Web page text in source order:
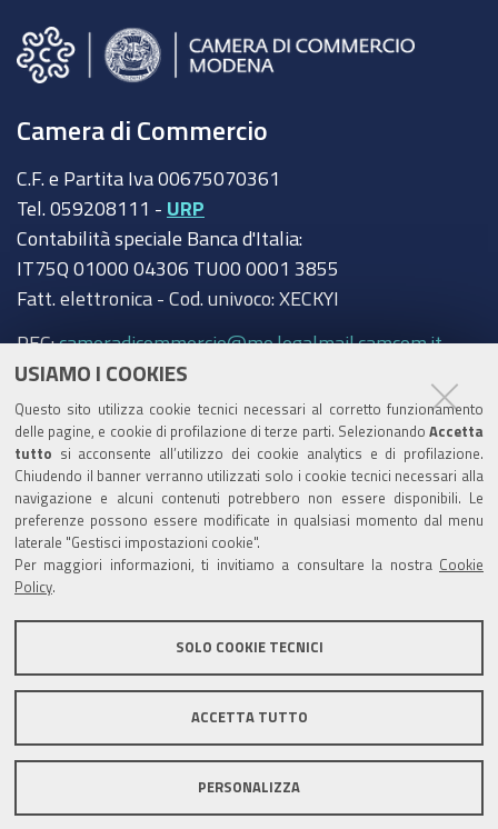
USIAMO I COOKIES
Questo sito utilizza cookie tecnici necessari al corretto funzionamento
delle pagine, e cookie di profilazione di terze parti. Selezionando Accetta
tutto si acconsente all’utilizzo dei cookie analytics e di profilazione.
Chiudendo il banner verranno utilizzati solo i cookie tecnici necessari alla
navigazione e alcuni contenuti potrebbero non essere disponibili. Le
preferenze possono essere modificate in qualsiasi momento dal menu
laterale "Gestisci impostazioni cookie".
Per maggiori informazioni, ti invitiamo a consultare la nostra Cookie
Policy
SOLO COOKIE TECNICI
ACCETTA TUTTO
PERSONALIZZA
Camera di Commercio
C.F. e Partita Iva 00675070361
Tel. 059208111 - URP
Contabilità speciale Banca d'Italia:
IT75Q 01000 04306 TU00 0001 3855
Fatt. elettronica - Cod. univoco: XECKYI
PEC:cameradicommercio@mo.legalmail.camcom.it
Trasparenza
Amministrazione trasparente
Albo Camerale
Pubblicità Legale
Area riservata Amministratori
Informativa generale
Informative privacy
Accessibilità
Note legali
Informativa estesa sui cookie
Social media policy